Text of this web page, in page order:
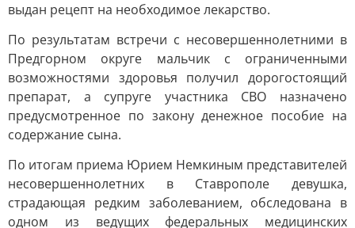
выдан рецепт на необходимое лекарство.
По результатам встречи с несовершеннолетними в
Предгорном округе мальчик с ограниченными
возможностями здоровья получил дорогостоящий
препарат, а супруге участника СВО назначено
предусмотренное по закону денежное пособие на
содержание сына.
По итогам приема Юрием Немкиным представителей
несовершеннолетних в Ставрополе девушка,
страдающая редким заболеванием, обследована в
одном из ведущих федеральных медицинских